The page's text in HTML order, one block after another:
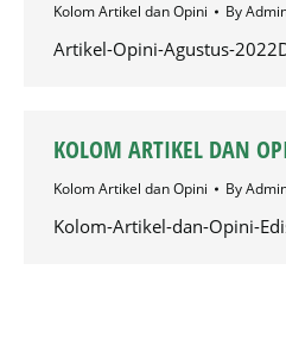
Kolom Artikel dan Opini By
Artikel-Opini-Agustus-
KOLOM ARTIKEL DAN
Kolom Artikel dan Opini By
Kolom-Artikel-dan-Opini-